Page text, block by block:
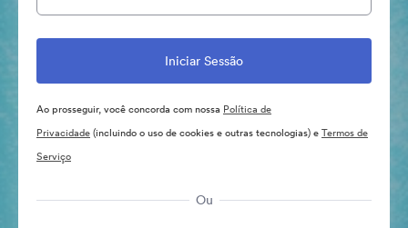
Ao prosseguir, você concorda com nossa Política de
Privacidade(incluindo o uso de cookies e outras tecnologias) eTermos de
Serviço
Ou